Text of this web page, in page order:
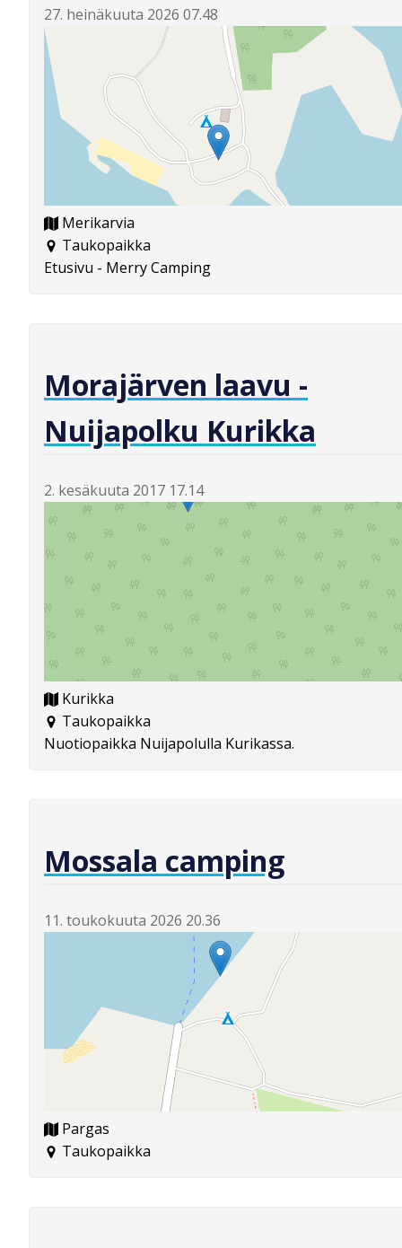
27. heinäkuuta 2026 07.48
Merikarvia
Taukopaikka
Etusivu - Merry Camping
Morajärven laavu -
Nuijapolku Kurikka
2. kesäkuuta 2017 17.14
Kurikka
Taukopaikka
Nuotiopaikka Nuijapolulla Kurikassa.
Mossala camping
11. toukokuuta 2026 20.36
Pargas
Taukopaikka